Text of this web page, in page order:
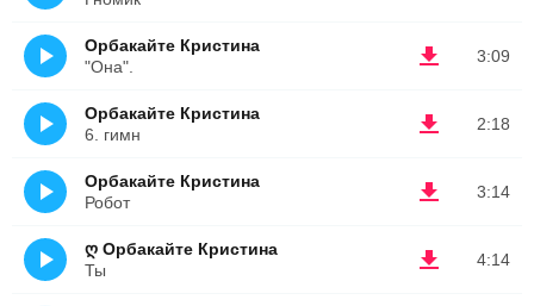
3:09
Орбакайте Кристина
"Она".
2:18
Орбакайте Кристина
6. гимн
3:14
Орбакайте Кристина
Робот
4:14
ღ Орбакайте Кристина
Ты